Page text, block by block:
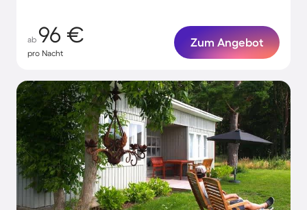
ab 96 €
pro Nacht
Zum Angebot